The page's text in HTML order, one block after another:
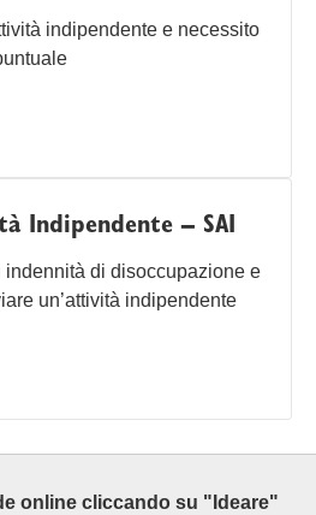
indipendente e necessito
Indipendente – SAI
di disoccupazione e
un’attività indipendente
online cliccando su "Ideare"